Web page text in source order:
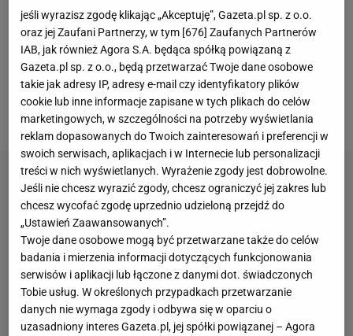
takiego zamiaru... Proszę o przebaczenie. Do boju
Juve !" -pisał Milik na Facebooku. Kilka godzin
później na jego twarzy mógł jednak zagościć
uśmiech. Pojawiła się informacja, która może
pozytywnie wpłynąć na jego pozycję w zespole.
jeśli wyrazisz zgodę klikając „Akceptuję”, Gazeta.pl sp. z o.o.
oraz jej Zaufani Partnerzy, w tym [676] Zaufanych Partnerów
IAB, jak również Agora S.A. będąca spółką powiązaną z
Gazeta.pl sp. z o.o., będą przetwarzać Twoje dane osobowe
takie jak adresy IP, adresy e-mail czy identyfikatory plików
cookie lub inne informacje zapisane w tych plikach do celów
marketingowych, w szczególności na potrzeby wyświetlania
reklam dopasowanych do Twoich zainteresowań i preferencji w
swoich serwisach, aplikacjach i w Internecie lub personalizacji
treści w nich wyświetlanych. Wyrażenie zgody jest dobrowolne.
Jeśli nie chcesz wyrazić zgody, chcesz ograniczyć jej zakres lub
chcesz wycofać zgodę uprzednio udzieloną przejdź do
„Ustawień Zaawansowanych”.
Twoje dane osobowe mogą być przetwarzane także do celów
badania i mierzenia informacji dotyczących funkcjonowania
serwisów i aplikacji lub łączone z danymi dot. świadczonych
Tobie usług. W określonych przypadkach przetwarzanie
danych nie wymaga zgody i odbywa się w oparciu o
uzasadniony interes Gazeta.pl, jej spółki powiązanej – Agora